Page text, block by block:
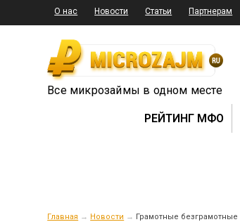
О нас Новости Статьи Партнерам
Все микрозаймы в одном месте
РЕЙТИНГ МФО
Главная → Новости → Грамотные безграмотные